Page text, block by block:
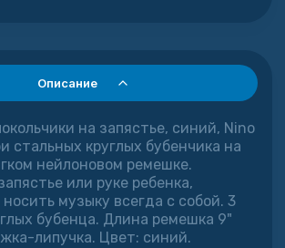
Описание
на запястье, синий, Nino
стальных круглых бубенчика на
нейлоновом ремешке.
или руке ребенка,
музыку всегда с собой. 3
бубенца. Длина ремешка 9"
липучка. Цвет: синий.